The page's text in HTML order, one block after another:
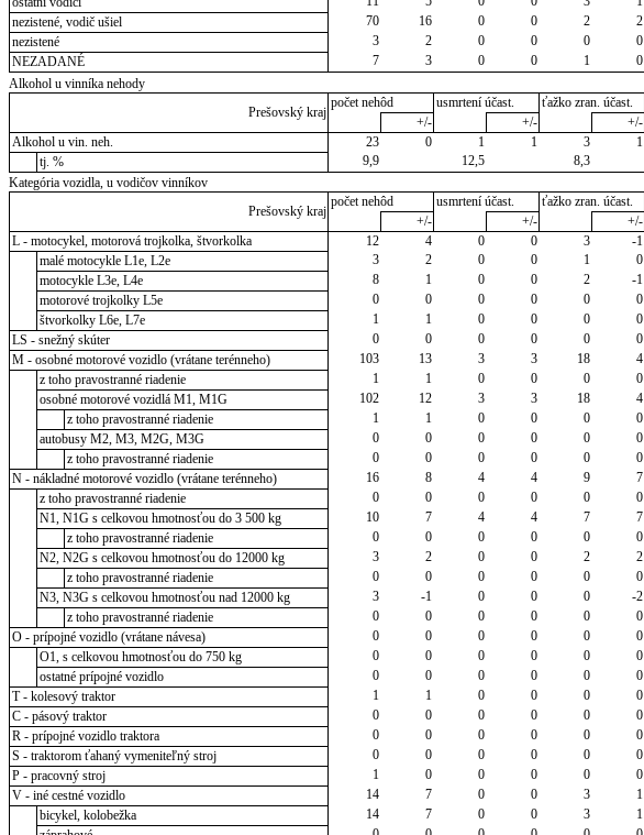
nezistené, vodič ušiel
70 16 0 0 2 2
nezistené
3 2 0 0 0 0
NEZADANÉ
7 3 0 0 1 0
Alkohol u vinníka nehody
Prešovský kraj
počet nehôd usmrtení účast. ťažko zran. účast.
+/-
+/- +/-
Alkohol u vin. neh.
23 0 1 1 3 1
tj. %
9,9 12,5 8,3
Kategória vozidla, u vodičov vinníkov
Prešovský kraj
počet nehôd usmrtení účast. ťažko zran. účast.
+/-
+/- +/-
L - motocykel, motorová trojkolka, štvorkolka
12 4 0 0 3 -1
malé motocykle L1e, L2e
3 2 0 0 1 0
motocykle L3e, L4e
8 1 0 0 2 -1
motorové trojkolky L5e
0 0 0 0 0 0
štvorkolky L6e, L7e
1 1 0 0 0 0
LS - snežný skúter
0 0 0 0 0 0
M - osobné motorové vozidlo (vrátane terénneho)
103 13 3 3 18 4
z toho pravostranné riadenie
1 1 0 0 0 0
osobné motorové vozidlá M1, M1G
102 12 3 3 18 4
z toho pravostranné riadenie
1 1 0 0 0 0
autobusy M2, M3, M2G, M3G
0 0 0 0 0 0
z toho pravostranné riadenie
0 0 0 0 0 0
N - nákladné motorové vozidlo (vrátane terénneho)
16 8 4 4 9 7
z toho pravostranné riadenie
0 0 0 0 0 0
N1, N1G s celkovou hmotnosťou do 3 500 kg
10 7 4 4 7 7
z toho pravostranné riadenie
0 0 0 0 0 0
N2, N2G s celkovou hmotnosťou do 12000 kg
3 2 0 0 2 2
z toho pravostranné riadenie
0 0 0 0 0 0
N3, N3G s celkovou hmotnosťou nad 12000 kg
3 -1 0 0 0 -2
z toho pravostranné riadenie
0 0 0 0 0 0
O - prípojné vozidlo (vrátane návesa)
0 0 0 0 0 0
O1, s celkovou hmotnosťou do 750 kg
0 0 0 0 0 0
ostatné prípojné vozidlo
0 0 0 0 0 0
T - kolesový traktor
1 1 0 0 0 0
C - pásový traktor
0 0 0 0 0 0
R - prípojné vozidlo traktora
0 0 0 0 0 0
S - traktorom ťahaný vymeniteľný stroj
0 0 0 0 0 0
P - pracovný stroj
1 0 0 0 0 0
V - iné cestné vozidlo
14 7 0 0 3 1
bicykel, kolobežka
14 7 0 0 3 1